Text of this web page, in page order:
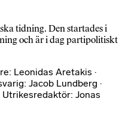
tidning. Den startades i
och är i dag partipolitiskt
Leonidas Aretakis ·
Jacob Lundberg ·
Jonas